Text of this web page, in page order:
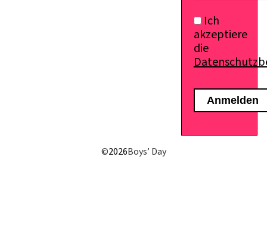
Ich
akzeptiere
die
©2026Boys’ Day